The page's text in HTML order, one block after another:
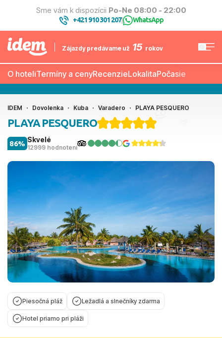
Sme vám k dispozícii Po-Ne 08:00 - 22:00
+421 910 301 207| WhatsApp
Zájazdy predávame už 15 rokov
O hoteliTermíny a cenyRecenzieLokalitaPočasie
IDEM Dovolenka Kuba Varadero PLAYA PESQUERO
PLAYA PESQUERO
Skvelé
12999 hodnotení
86%
Piesočná pláž Ležadlá a slnečníky zdarma
Hotel priamo pri pláži